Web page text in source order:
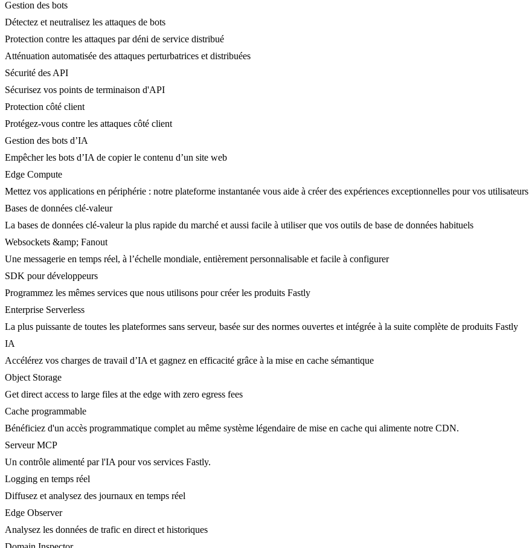
Gestion des bots
Détectez et neutralisez les attaques de bots
Protection contre les attaques par déni de service distribué
Atténuation automatisée des attaques perturbatrices et distribuées
Sécurité des API
Sécurisez vos points de terminaison d'API
Protection côté client
Protégez-vous contre les attaques côté client
Gestion des bots d’IA
Empêcher les bots d’IA de copier le contenu d’un site web
Edge Compute
Mettez vos applications en périphérie : notre plateforme instantanée vous aide à créer des expériences exceptionnelles pour vos utilisateurs
Bases de données clé-valeur
La bases de données clé-valeur la plus rapide du marché et aussi facile à utiliser que vos outils de base de données habituels
Websockets &amp; Fanout
Une messagerie en temps réel, à l’échelle mondiale, entièrement personnalisable et facile à configurer
SDK pour développeurs
Programmez les mêmes services que nous utilisons pour créer les produits Fastly
Enterprise Serverless
La plus puissante de toutes les plateformes sans serveur, basée sur des normes ouvertes et intégrée à la suite complète de produits Fastly
IA
Accélérez vos charges de travail d’IA et gagnez en efficacité grâce à la mise en cache sémantique
Object Storage
Get direct access to large files at the edge with zero egress fees
Cache programmable
Bénéficiez d'un accès programmatique complet au même système légendaire de mise en cache qui alimente notre CDN.
Serveur MCP
Un contrôle alimenté par l'IA pour vos services Fastly.
Logging en temps réel
Diffusez et analysez des journaux en temps réel
Edge Observer
Analysez les données de trafic en direct et historiques